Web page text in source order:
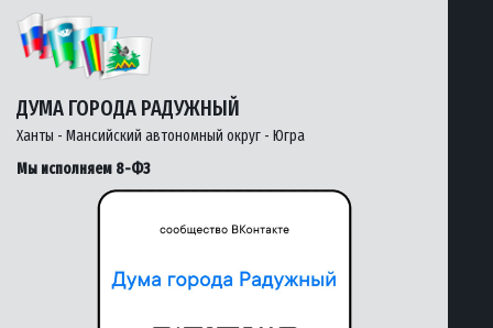
ДУМА ГОРОДА РАДУЖНЫЙ
Ханты - Мансийский автономный округ - Югра
Мы исполняем 8-ФЗ